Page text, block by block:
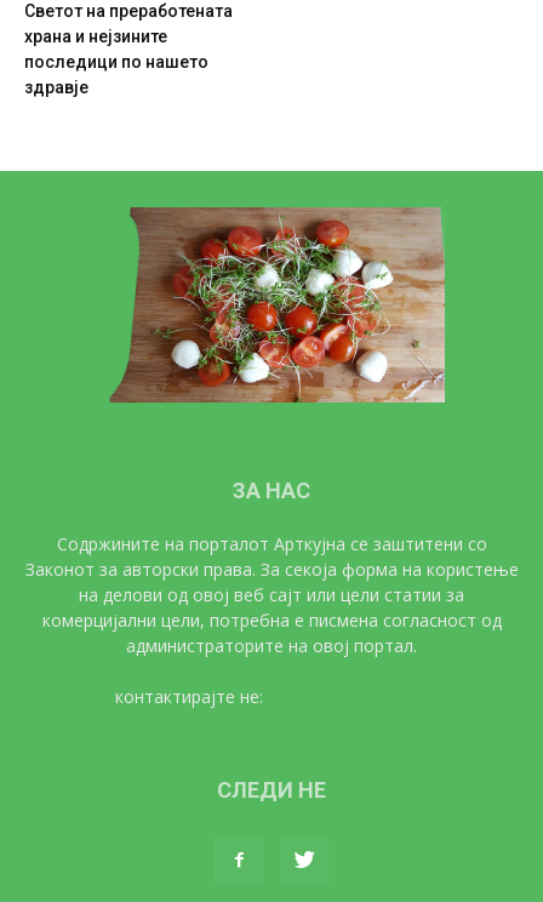
Светот на преработената
храна и нејзините
последици по нашето
здравје
ЗА НАС
Содржините на порталот Арткујна се заштитени со
Законот за авторски права. За секоја форма на користење
на делови од овој веб сајт или цели статии за
комерцијални цели, потребна е писмена согласност од
администраторите на овој портал.
контактирајте не:
СЛЕДИ НЕ